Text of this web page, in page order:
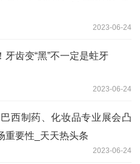
2023-06-24
牙齿变“黑”不一定是蛀牙
2023-06-24
巴西制药、化妆品专业展会凸
重要性_天天热头条
2023-06-24